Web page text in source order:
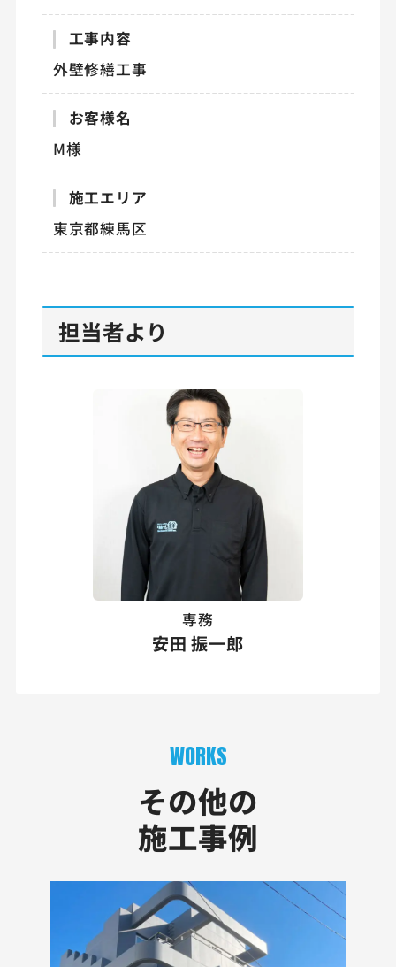
工事内容
外壁修繕工事
お客様名
M様
施工エリア
東京都練馬区
担当者より
専務
安田 振一郎
WORKS
その他の
施工事例